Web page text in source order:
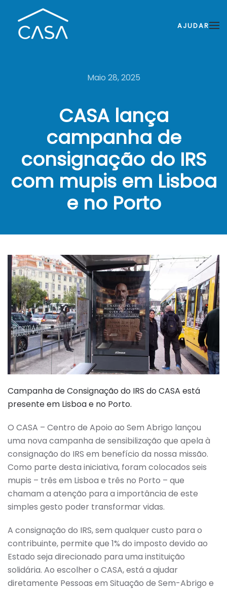
AJUDAR
Maio 28, 2025
CASA lança
campanha de
consignação do IRS
com mupis em Lisboa
e no Porto
Campanha de Consignação do IRS do CASA está
presente em Lisboa e no Porto.
O CASA – Centro de Apoio ao Sem Abrigo lançou
uma nova campanha de sensibilização que apela à
consignação do IRS em benefício da nossa missão.
Como parte desta iniciativa, foram colocados seis
mupis – três em Lisboa e três no Porto – que
chamam a atenção para a importância de este
simples gesto poder transformar vidas.
A consignação do IRS, sem qualquer custo para o
contribuinte, permite que 1% do imposto devido ao
Estado seja direcionado para uma instituição
solidária. Ao escolher o CASA, está a ajudar
diretamente Pessoas em Situação de Sem-Abrigo e